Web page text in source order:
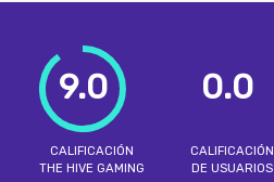
9.0
CALIFICACIÓN
THE HIVE GAMING
0.0
CALIFICACIÓN
DE USUARIOS